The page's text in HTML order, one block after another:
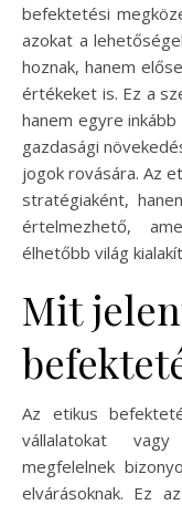
befektetési
azokat a
hoznak, hanem
értékeket is. Ez a
hanem egyre
gazdasági
jogok rovására. Az
stratégiaként,
értelmezhető,
élhetőbb világ
Mit
Az etikus
vállalatokat
megfelelnek
elvárásoknak. Ez